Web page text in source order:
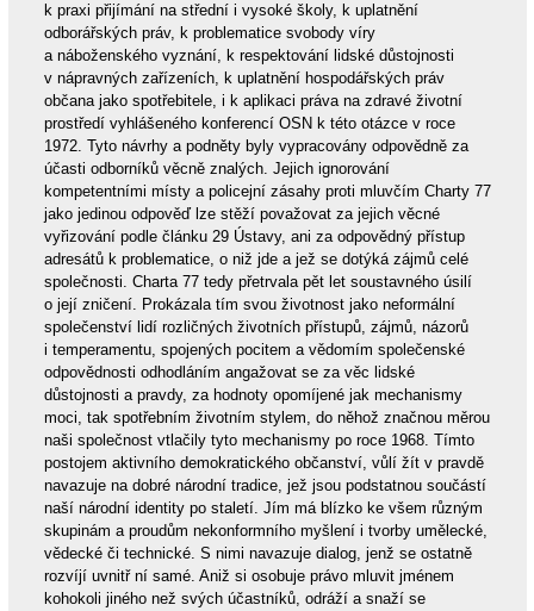
k praxi přijímání na střední i vysoké školy, k uplatnění
odborářských práv, k problematice svobody víry
a náboženského vyznání, k respektování lidské důstojnosti
v nápravných zařízeních, k uplatnění hospodářských práv
občana jako spotřebitele, i k aplikaci práva na zdravé životní
prostředí vyhlášeného konferencí OSN k této otázce v roce
1972. Tyto návrhy a podněty byly vypracovány odpovědně za
účasti odborníků věcně znalých. Jejich ignorování
kompetentními místy a policejní zásahy proti mluvčím Charty 77
jako jedinou odpověď lze stěží považovat za jejich věcné
vyřizování podle článku 29 Ústavy, ani za odpovědný přístup
adresátů k problematice, o niž jde a jež se dotýká zájmů celé
společnosti. Charta 77 tedy přetrvala pět let soustavného úsilí
o její zničení. Prokázala tím svou životnost jako neformální
společenství lidí rozličných životních přístupů, zájmů, názorů
i temperamentu, spojených pocitem a vědomím společenské
odpovědnosti odhodláním angažovat se za věc lidské
důstojnosti a pravdy, za hodnoty opomíjené jak mechanismy
moci, tak spotřebním životním stylem, do něhož značnou měrou
naši společnost vtlačily tyto mechanismy po roce 1968. Tímto
postojem aktivního demokratického občanství, vůlí žít v pravdě
navazuje na dobré národní tradice, jež jsou podstatnou součástí
naší národní identity po staletí. Jím má blízko ke všem různým
skupinám a proudům nekonformního myšlení i tvorby umělecké,
vědecké či technické. S nimi navazuje dialog, jenž se ostatně
rozvíjí uvnitř ní samé. Aniž si osobuje právo mluvit jménem
kohokoli jiného než svých účastníků, odráží a snaží se